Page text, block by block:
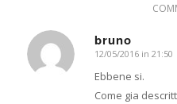
bruno
dice:
12/05/2016 in 21:50
Ebbene si.
Come gia